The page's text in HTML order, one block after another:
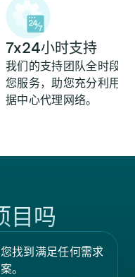
7x24小时支持
我们的支持团队全时段为
您服务，助您充分利用数
据中心代理网络。
目吗
找到满足任何需求
。